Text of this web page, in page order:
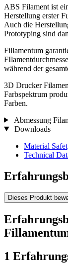
ABS Filament ist
Herstellung erster
Auch die
Prototyping sind
Fillamentum
während der
3D Drucker
Farbspektrum
Farben.
Abmessung
Downloads
Material
Technical
Dieses Produkt
1